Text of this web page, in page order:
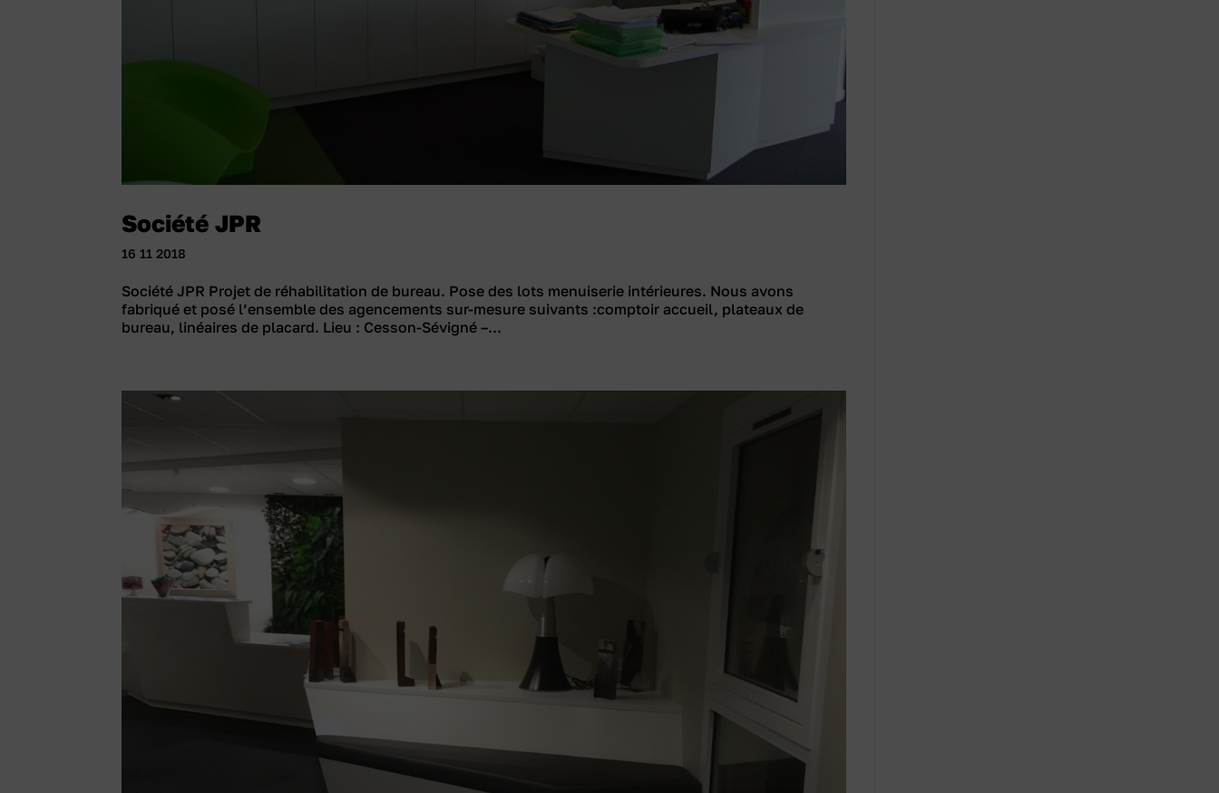
Société JPR
16 11 2018
Société JPR Projet de réhabilitation de bureau. Pose des lots menuiserie intérieures. Nous avons
fabriqué et posé l’ensemble des agencements sur-mesure suivants :comptoir accueil, plateaux de
bureau, linéaires de placard. Lieu : Cesson-Sévigné –...